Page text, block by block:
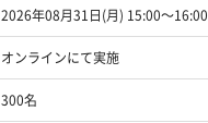
2026年08月31日(月) 15:00〜16:00
オンラインにて実施
300名